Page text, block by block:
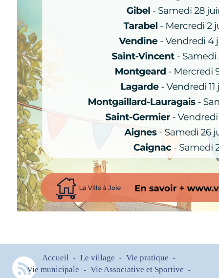
Accueil - Le village - Vie pratique -
Vie municipale - Vie Associative et Sportive -